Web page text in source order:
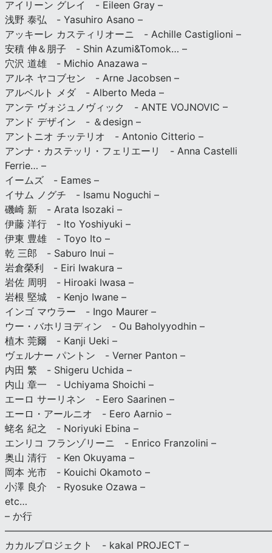
アイリーン グレイ - Eileen Gray –
浅野 泰弘 - Yasuhiro Asano –
アッキーレ カスティリオーニ - Achille Castiglioni –
安積 伸＆朋子 - Shin Azumi&Tomok… –
穴沢 道雄 - Michio Anazawa –
アルネ ヤコブセン - Arne Jacobsen –
アルベルト メダ - Alberto Meda –
アンテ ヴォジュノヴィック - ANTE VOJNOVIC –
アンド デザイン - ＆design –
アントニオ チッテリオ - Antonio Citterio –
アンナ・カステッリ・フェリエーリ - Anna Castelli
Ferrie… –
イームズ - Eames –
イサム ノグチ - Isamu Noguchi –
磯崎 新 - Arata Isozaki –
伊藤 洋行 - Ito Yoshiyuki –
伊東 豊雄 - Toyo Ito –
乾 三郎 - Saburo Inui –
岩倉榮利 - Eiri Iwakura –
岩佐 周明 - Hiroaki Iwasa –
岩根 堅城 - Kenjo Iwane –
インゴ マウラー - Ingo Maurer –
ウー・バホリヨディン - Ou Baholyyodhin –
植木 莞爾 - Kanji Ueki –
ヴェルナー パントン - Verner Panton –
内田 繁 - Shigeru Uchida –
内山 章一 - Uchiyama Shoichi –
エーロ サーリネン - Eero Saarinen –
エーロ・アールニオ - Eero Aarnio –
蛯名 紀之 - Noriyuki Ebina –
エンリコ フランゾリーニ - Enrico Franzolini –
奥山 清行 - Ken Okuyama –
岡本 光市 - Kouichi Okamoto –
小澤 良介 - Ryosuke Ozawa –
etc…
– か行
カカルプロジェクト - kakal PROJECT –